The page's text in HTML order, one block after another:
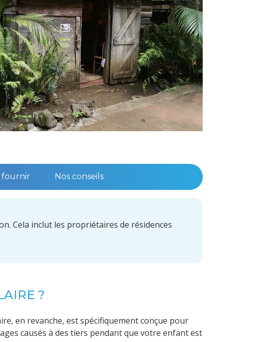
fournir Nos conseils
Cela inclut les propriétaires de résidences
?
en revanche, est spécifiquement conçue pour
causés à des tiers pendant que votre enfant est